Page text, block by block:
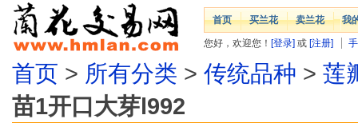
首页 买兰花 卖兰花 我
您好，欢迎您！ [登录] 或 [注册]
首页 > 所有分类 > 传统品种 > 莲
苗1开口大芽l992